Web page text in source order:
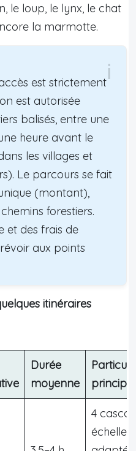
le loup, le lynx, le chat
la marmotte.
est strictement
est autorisée
balisés, entre une
heure avant le
les villages et
Le parcours se fait
(montant),
forestiers.
et des frais de
aux points
itinéraires
Durée
moyenne
4
échelles,